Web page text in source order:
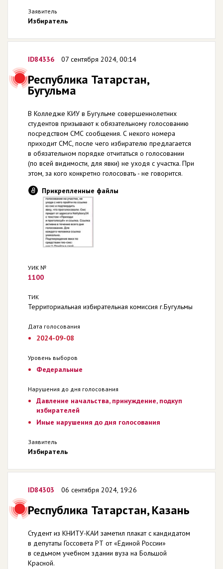
Заявитель
Избиратель
ID84336 07 сентября 2024, 00:14
Республика Татарстан,
Бугульма
В Колледже КИУ в Бугульме совершеннолетних
студентов призывают к обязательному голосованию
посредством СМС сообщения. С некого номера
приходит СМС, после чего избирателю предлагается
в обязательном порядке отчитаться о голосовании
(по всей видимости, для явки) не уходя с участка. При
этом, за кого конкретно голосовать - не говорится.
Прикрепленные файлы
УИК №
1100
ТИК
Территориальная избирательная комиссия г.Бугульмы
Дата голосования
2024-09-08
Уровень выборов
Федеральные
Нарушения до дня голосования
Давление начальства, принуждение, подкуп
избирателей
Иные нарушения до дня голосования
Заявитель
Избиратель
ID84303 06 сентября 2024, 19:26
Республика Татарстан, Казань
Студент из КНИТУ-КАИ заметил плакат с кандидатом
в депутаты Госсовета РТ от «Единой России»
в седьмом учебном здании вуза на Большой
Красной.